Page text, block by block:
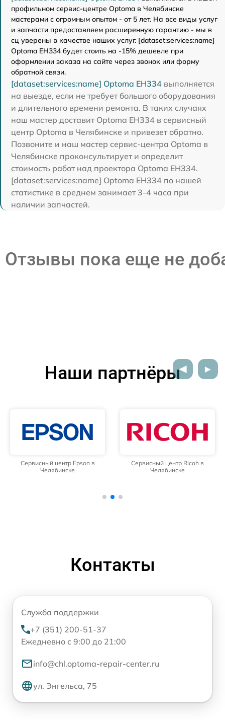
профильном сервис-центре Optoma в Челябинске
мастерами с огромным опытом - от 5 лет. На все виды услуг
и запчасти предоставляем расширенную гарантию - мы в
сц уверены в качестве наших услуг. [dataset:services:name]
Optoma EH334 будет стоить на -15% дешевле при
оформлении заказа на сайте через звонок или форму
обратной связи.
[dataset:services:name] Optoma EH334 выполняется
на выезде, если не требует большого оборудования
и длительного времени ремонта. В таких случаях
наш мастер доставит Optoma EH334 в сервисный
центр Optoma в Челябинске и привезет обратно.
Позвоните и наш мастер сервис-центра Optoma в
Челябинске проконсультирует и определит
стоимость работ над проектора Optoma EH334.
[dataset:services:name] Optoma EH334 по нашей
статистике в среднем занимает 3-4 часа при
наличии запчастей.
Отзывы пока еще не
Наши партнёры
Сервисный центр Epson в
Челябинске
Сервисный центр Ricoh в
Челябинске
Контакты
Служба поддержки
+7 (351) 200-51-37
Ежедневно с 9:00 до 21:00
info@chl.optoma-repair-center.ru
ул. Энгельса, 75